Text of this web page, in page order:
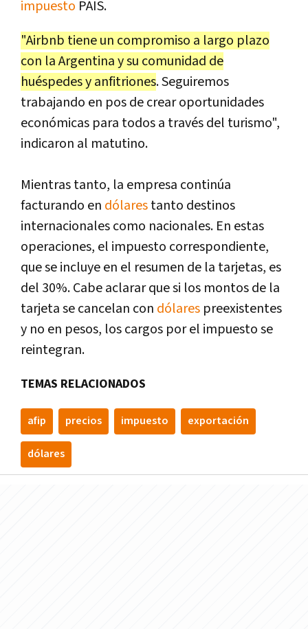
impuesto PAIS.
"Airbnb tiene un compromiso a largo plazo
con la Argentina y su comunidad de
huéspedes y anfitriones. Seguiremos
trabajando en pos de crear oportunidades
económicas para todos a través del turismo",
indicaron al matutino.
Mientras tanto, la empresa continúa
facturando en dólarestanto destinos
internacionales como nacionales. En estas
operaciones, el impuesto correspondiente,
que se incluye en el resumen de la tarjetas, es
del 30%. Cabe aclarar que si los montos de la
tarjeta se cancelan con dólares preexistentes
y no en pesos, los cargos por el impuesto se
reintegran.
TEMAS RELACIONADOS
afip precios impuesto exportación
dólares